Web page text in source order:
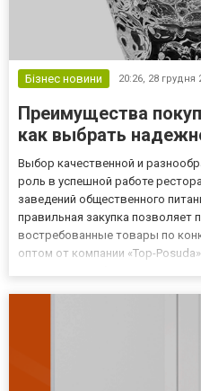
Бізнес новини 20:26, 28 грудня
Преимущества
как выбрать
Выбор качественной и
роль в успешной работе
заведений общественного
правильная закупка позволяет
востребованные товары по
оптом от компании «Top-